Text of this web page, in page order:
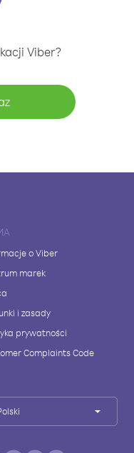
Viber?
o Viber
marek
i zasady
prywatności
Complaints Code